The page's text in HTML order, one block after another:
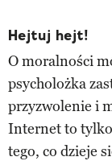
Hejtuj hejt!
O moralności
psycholożka
przyzwolenie i
Internet to
tego, co dzieje